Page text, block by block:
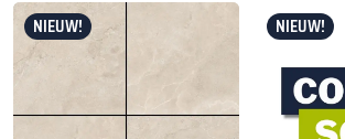
NIEUW! NIEUW!